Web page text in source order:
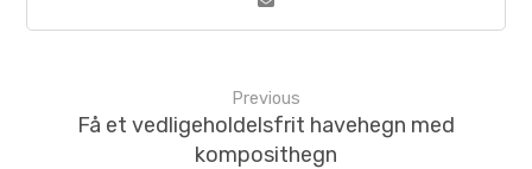
Previous
Få et vedligeholdelsfrit havehegn med
komposithegn